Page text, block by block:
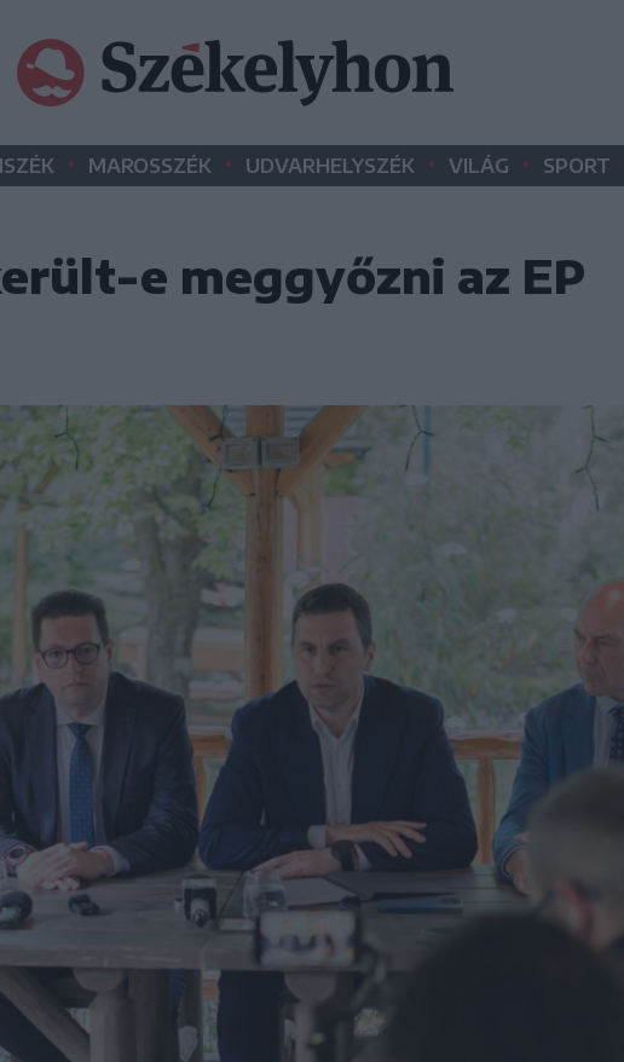
• MAROSSZÉK • UDVARHELYSZÉK • VILÁG • SPORT
e meggyőzni az EP